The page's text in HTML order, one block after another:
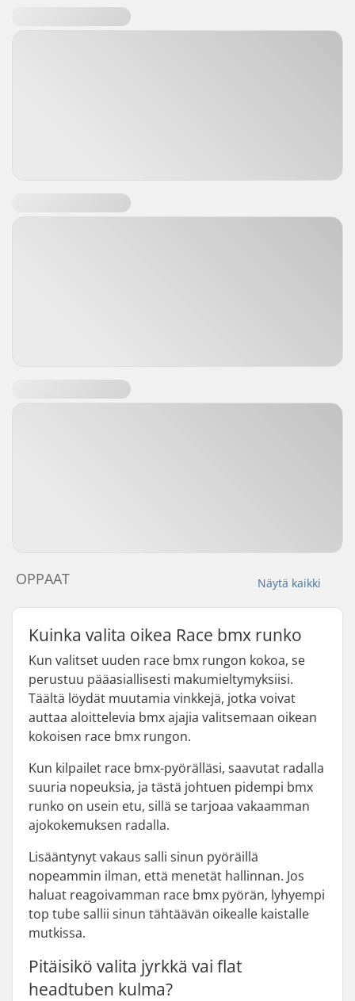
Näytä kaikki
OPPAAT
Kuinka valita oikea Race bmx runko
Kun valitset uuden race bmx rungon kokoa, se
perustuu pääasiallisesti makumieltymyksiisi.
Täältä löydät muutamia vinkkejä, jotka voivat
auttaa aloittelevia bmx ajajia valitsemaan oikean
kokoisen race bmx rungon.
Kun kilpailet race bmx-pyörälläsi, saavutat radalla
suuria nopeuksia, ja tästä johtuen pidempi bmx
runko on usein etu, sillä se tarjoaa vakaamman
ajokokemuksen radalla.
Lisääntynyt vakaus salli sinun pyöräillä
nopeammin ilman, että menetät hallinnan. Jos
haluat reagoivamman race bmx pyörän, lyhyempi
top tube sallii sinun tähtäävän oikealle kaistalle
mutkissa.
Pitäisikö valita jyrkkä vai flat
headtuben kulma?